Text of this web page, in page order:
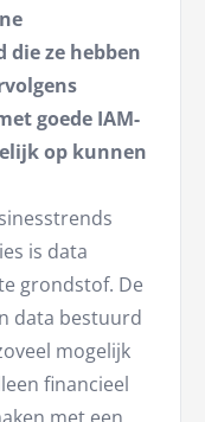
ze hebben
goede IAM-
op kunnen
is data
grondstof. De
data bestuurd
mogelijk
financieel